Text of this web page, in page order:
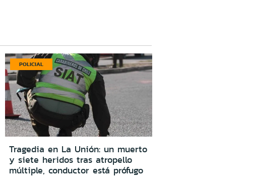
POLICIAL
Tragedia en La Unión: un muerto
y siete heridos tras atropello
múltiple, conductor está prófugo